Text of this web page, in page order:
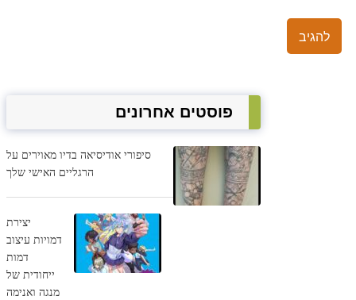
פוסטים אחרונים
סיפורי אודיסיאה בדיו מאוירים על
הרגליים האישי שלך
יצירת
דמויות עיצוב
דמות
ייחודית של
מנגה ואנימה